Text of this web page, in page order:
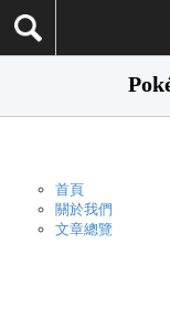
首頁
關於我們
文章總覽